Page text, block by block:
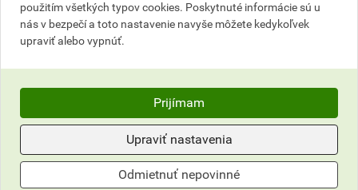
ukončovacej hrany je 8 mm, ktorú je možné oddeliť,
kde vznikne hrana 1,5 mm. Po oddelení časti nosa je
profil vhodný pri liatych podlahách od 1,5 do 3 mm. Je
vhodný pre konštrukčné skladby s jedno alebo
dvojzložkovou elastickou hydroizoláciou, prípadne
separačnou fóliou CS. Pre rýchle a jednoduché
čistenie má profil nalepenú ochrannú fóliu. Vlastnosti
tesnosť v odkvapových zónach,
dokonalý odvod vody z dlažby,
použitím všetkých typov cookies. Poskytnuté informácie sú u
nás v bezpečí a toto nastavenie navyše môžete kedykoľvek
upraviť alebo vypnúť.
Prijímam
Upraviť nastavenia
Odmietnuť nepovinné